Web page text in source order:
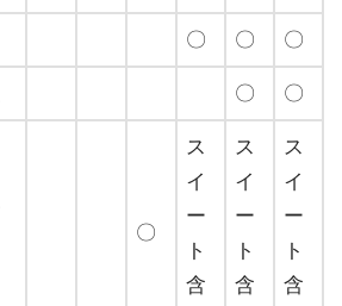
〇 〇 〇
〇 〇
〇
ス
イ
ー
ト
含
ス
イ
ー
ト
含
ス
イ
ー
ト
含